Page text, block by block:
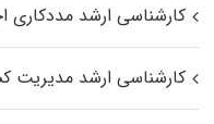
کارشناسی ارشد مددکاری
کارشناسی ارشد مدیریت